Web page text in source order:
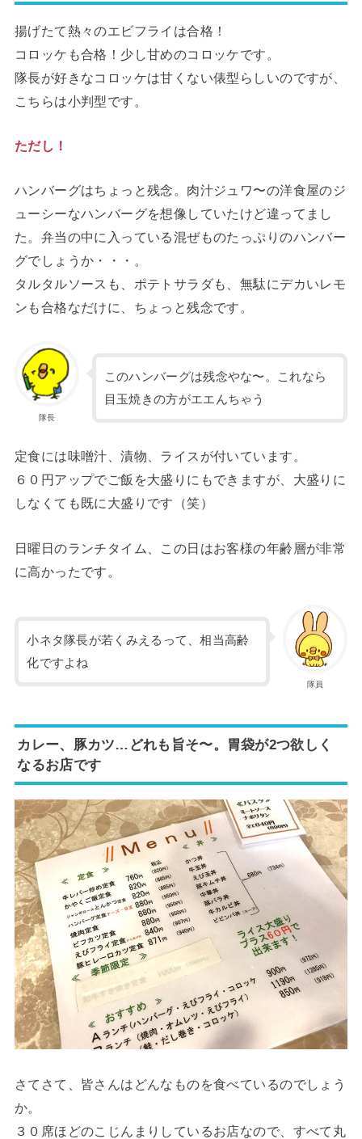
揚げたて熱々のエビフライは合格！
コロッケも合格！少し甘めのコロッケです。
隊長が好きなコロッケは甘くない俵型らしいのですが、
こちらは小判型です。
ただし！
ハンバーグはちょっと残念。肉汁ジュワ〜の洋食屋のジ
ューシーなハンバーグを想像していたけど違ってまし
た。弁当の中に入っている混ぜものたっぷりのハンバー
グでしょうか・・・。
タルタルソースも、ポテトサラダも、無駄にデカいレモ
ンも合格なだけに、ちょっと残念です。
隊長
このハンバーグは残念やな〜。これなら
目玉焼きの方がエエんちゃう
定食には味噌汁、漬物、ライスが付いています。
６０円アップでご飯を大盛りにもできますが、大盛りに
しなくても既に大盛りです（笑）
日曜日のランチタイム、この日はお客様の年齢層が非常
に高かったです。
隊員
小ネタ隊長が若くみえるって、相当高齢
化ですよね
カレー、豚カツ…どれも旨そ〜。胃袋が2つ欲しく
なるお店です
さてさて、皆さんはどんなものを食べているのでしょう
か。
３０席ほどのこじんまりしているお店なので、すべて丸